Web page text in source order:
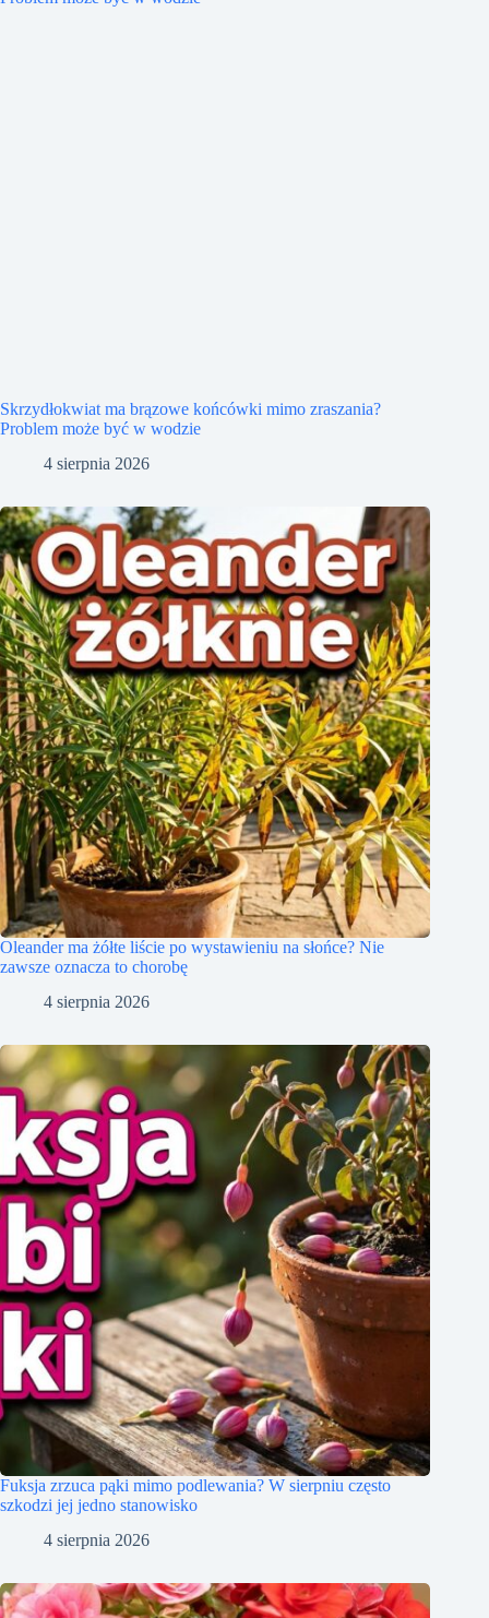
Skrzydłokwiat ma brązowe końcówki mimo zraszania?
Problem może być w wodzie
4 sierpnia 2026
Oleander ma żółte liście po wystawieniu na słońce? Nie
zawsze oznacza to chorobę
4 sierpnia 2026
Fuksja zrzuca pąki mimo podlewania? W sierpniu często
szkodzi jej jedno stanowisko
4 sierpnia 2026